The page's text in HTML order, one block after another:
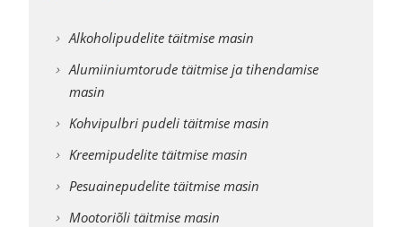
Alkoholipudelite täitmise masin
Alumiiniumtorude täitmise ja tihendamise
masin
Kohvipulbri pudeli täitmise masin
Kreemipudelite täitmise masin
Pesuainepudelite täitmise masin
Mootoriõli täitmise masin